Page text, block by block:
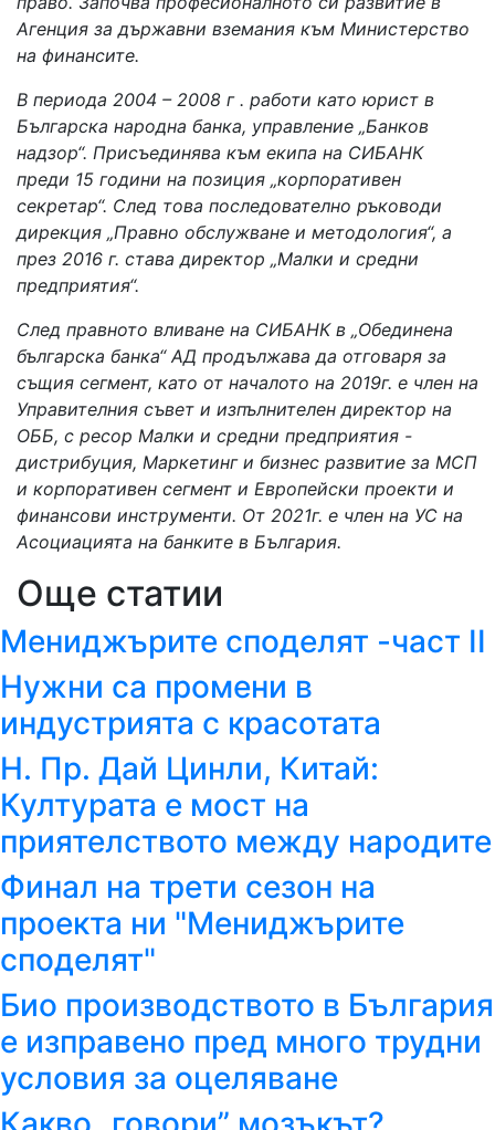
Агенция за държавни вземания към Министерство
на финансите.
В периода 2004 – 2008 г . работи като юрист в
Българска народна банка, управление „Банков
надзор“. Присъединява към екипа на СИБАНК
преди 15 години на позиция „корпоративен
секретар“. След това последователно ръководи
дирекция „Правно обслужване и методология“, а
през 2016 г. става директор „Малки и средни
предприятия“.
След правното вливане на СИБАНК в „Обединена
българска банка“ АД продължава да отговаря за
същия сегмент, като от началото на 2019г. е член на
Управителния съвет и изпълнителен директор на
ОББ, с ресор Малки и средни предприятия -
дистрибуция, Маркетинг и бизнес развитие за МСП
и корпоративен сегмент и Европейски проекти и
финансови инструменти. От 2021г. е член на УС на
Асоциацията на банките в България.
Още статии
Мениджърите споделят -част II
Нужни са промени в
индустрията с красотата
Н. Пр. Дай Цинли, Китай:
Културата е мост на
приятелството между народите
Финал на трети сезон на
проекта ни "Мениджърите
споделят"
Био производството в България
е изправено пред много трудни
условия за оцеляване